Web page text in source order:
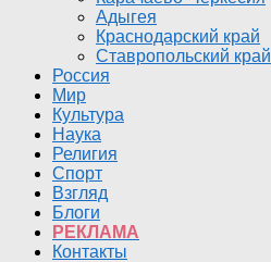
Адыгея
Краснодарский край
Ставропольский край
Россия
Мир
Культура
Наука
Религия
Спорт
Взгляд
Блоги
РЕКЛАМА
Контакты